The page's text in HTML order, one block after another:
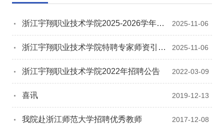
浙江宇翔职业技术学院2025-2026学年教
2025-11-06
浙江宇翔职业技术学院特聘专家师资引进
2025-11-06
浙江宇翔职业技术学院2022年招聘公告 2022-03-09
喜讯 2019-12-13
我院赴浙江师范大学招聘优秀教师 2017-12-08